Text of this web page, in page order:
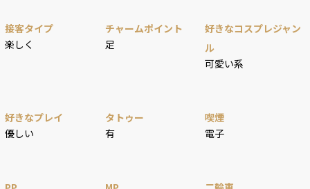
接客タイプ
楽しく
チャームポイント
足
好きなコスプレジャン
ル
可愛い系
好きなプレイ
優しい
タトゥー
有
喫煙
電子